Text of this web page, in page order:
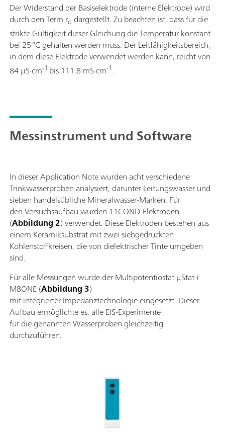
Der Widerstand der Basiselektrode (interne Elektrode) wird
durch den Term ro dargestellt. Zu beachten ist, dass für die
strikte Gültigkeit dieser Gleichung die Temperatur konstant
bei 25 °C gehalten werden muss. Der Leitfähigkeitsbereich,
in dem diese Elektrode verwendet werden kann, reicht von
84 µS·cm-1 bis 111,8 mS·cm-1.
Messinstrument und Software
In dieser Application Note wurden acht verschiedene
Trinkwasserproben analysiert, darunter Leitungswasser und
sieben handelsübliche Mineralwasser-Marken. Für
den Versuchsaufbau wurden 11COND-Elektroden
(Abbildung 2) verwendet. Diese Elektroden bestehen aus
einem Keramiksubstrat mit zwei siebgedruckten
Kohlenstoffkreisen, die von dielektrischer Tinte umgeben
sind.
Für alle Messungen wurde der Multipotentiostat µStat-i
M8ONE (Abbildung 3)
mit integrierter Impedanztechnologie eingesetzt. Dieser
Aufbau ermöglichte es, alle EIS-Experimente
für die genannten Wasserproben gleichzeitig
durchzuführen.